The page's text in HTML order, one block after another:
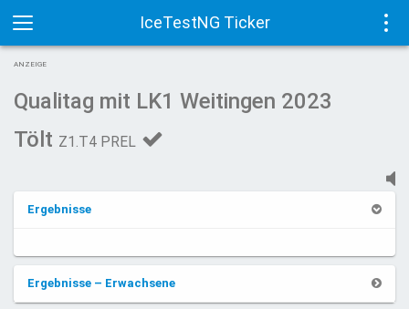
IceTestNG Ticker
Toggle
navigation
ANZEIGE
Qualitag mit LK1 Weitingen 2023
Tölt Z1.T4 PREL
Ergebnisse
Ergebnisse – Erwachsene